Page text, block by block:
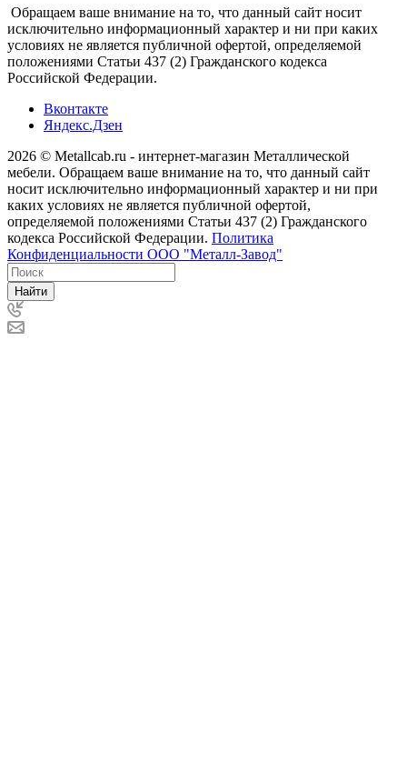
Обращаем ваше внимание на то, что данный сайт носит
исключительно информационный характер и ни при каких
условиях не является публичной офертой, определяемой
положениями Статьи 437 (2) Гражданского кодекса
Российской Федерации.
Вконтакте
Яндекс.Дзен
2026 © Metallcab.ru - интернет-магазин Металлической
мебели. Обращаем ваше внимание на то, что данный сайт
носит исключительно информационный характер и ни при
каких условиях не является публичной офертой,
определяемой положениями Статьи 437 (2) Гражданского
кодекса Российской Федерации. Политика
Конфиденциальности ООО "Металл-Завод"
Найти